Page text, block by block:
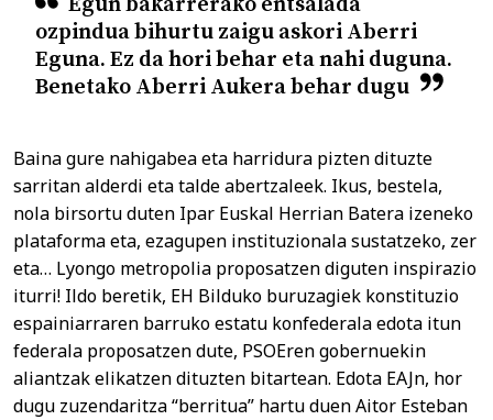
ozpindua bihurtu zaigu askori Aberri
Eguna. Ez da hori behar eta nahi duguna.
Benetako Aberri Aukera behar dugu
Baina gure nahigabea eta harridura pizten dituzte
sarritan alderdi eta talde abertzaleek. Ikus, bestela,
nola birsortu duten Ipar Euskal Herrian Batera izeneko
plataforma eta, ezagupen instituzionala sustatzeko, zer
eta… Lyongo metropolia proposatzen diguten inspirazio
iturri! Ildo beretik, EH Bilduko buruzagiek konstituzio
espainiarraren barruko estatu konfederala edota itun
federala proposatzen dute, PSOEren gobernuekin
aliantzak elikatzen dituzten bitartean. Edota EAJn, hor
dugu zuzendaritza “berritua” hartu duen Aitor Esteban